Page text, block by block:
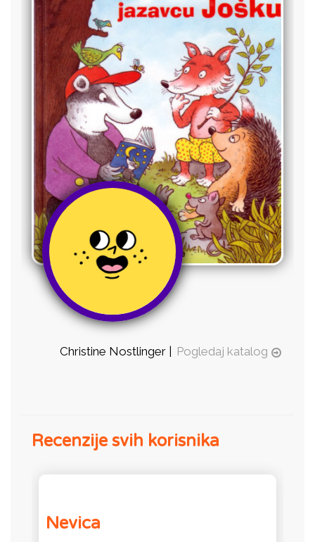
Christine Nostlinger | Pogledaj katalog
Recenzije svih korisnika
Nevica